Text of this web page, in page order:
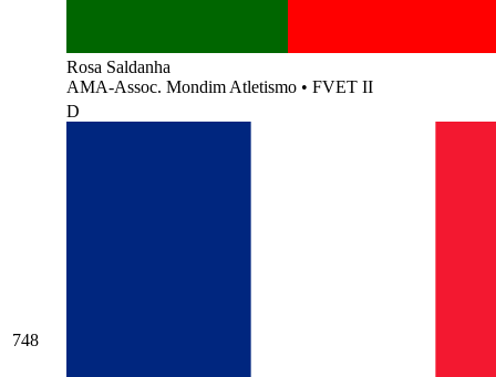
Rosa Saldanha
AMA-Assoc. Mondim Atletismo • FVET II
748
D